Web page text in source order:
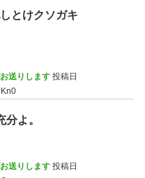
とけクソガキ
送りします 投稿日
よ。
送りします 投稿日